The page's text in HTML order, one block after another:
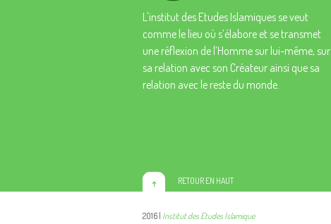
L'institut des Etudes Islamiques se veut
comme le lieu où s’élabore et se transmet
une réflexion de l’Homme sur lui-même, sur
sa relation avec son Créateur ainsi que sa
relation avec le reste du monde.
2016 | Institut des Etudes Islamique
RETOUR EN HAUT